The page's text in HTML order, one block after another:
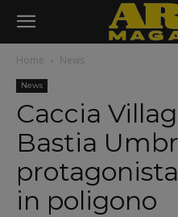
Home News
News
Caccia
Bastia
in poligono